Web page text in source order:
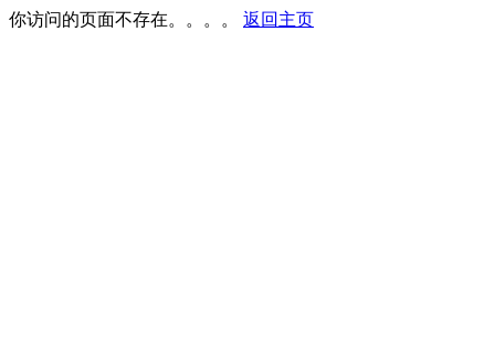
你访问的页面不存在。。。。 返回主页